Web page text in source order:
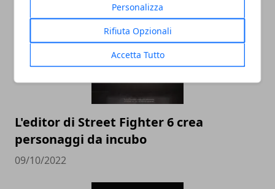
Personalizza
Rifiuta Opzionali
Accetta Tutto
L'editor di Street Fighter 6 crea
personaggi da incubo
09/10/2022